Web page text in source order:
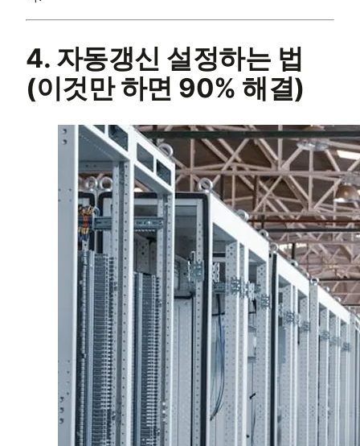
4. 자동갱신 설정하는 법
(이것만 하면 90% 해결)